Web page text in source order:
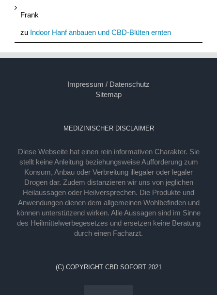
Frank
zu Indoor Hanf anbauen und CBD-Blüten ernten
Impressum / Datenschutz
Sitemap
MEDIZINISCHER DISCLAIMER
Diese Webseite hat einen rein informativen Charakter. Sie
stellt keine Anleitung beziehungsweise Aufforderung zum
Konsum, Anbau oder Verbreitung illegaler oder legaler
Drogen dar. Zudem distanzieren wir uns von jeglichen
Heilaussagen oder Heilversprechen. Die Produkte und
Anwendungen dienen dem allgemeinen Wohlbefinden und
können unterstützend wirken. Alle Aussagen sind im Sinne
des Heilmittelwerbegesetzes und ersetzen keine Beratung
durch einen Facharzt.
(C) COPYRIGHT CBD SOFORT 2021